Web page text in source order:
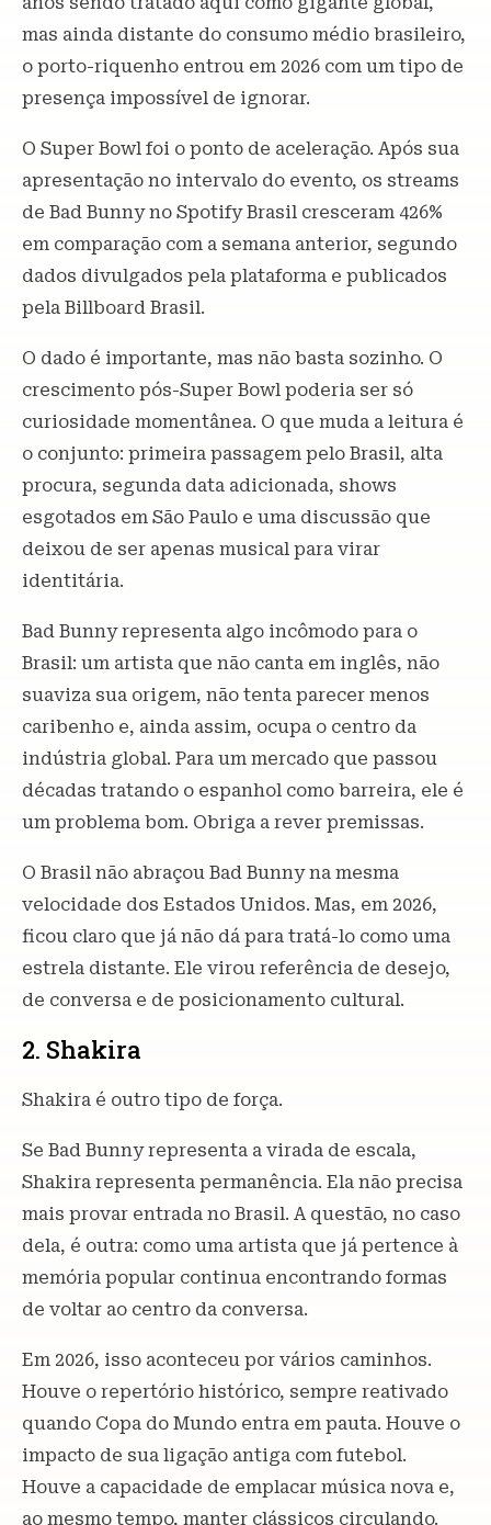
mas ainda distante do consumo médio brasileiro,
o porto-riquenho entrou em 2026 com um tipo de
presença impossível de ignorar.
O Super Bowl foi o ponto de aceleração. Após sua
apresentação no intervalo do evento, os streams
de Bad Bunny no Spotify Brasil cresceram 426%
em comparação com a semana anterior, segundo
dados divulgados pela plataforma e publicados
pela Billboard Brasil.
O dado é importante, mas não basta sozinho. O
crescimento pós-Super Bowl poderia ser só
curiosidade momentânea. O que muda a leitura é
o conjunto: primeira passagem pelo Brasil, alta
procura, segunda data adicionada, shows
esgotados em São Paulo e uma discussão que
deixou de ser apenas musical para virar
identitária.
Bad Bunny representa algo incômodo para o
Brasil: um artista que não canta em inglês, não
suaviza sua origem, não tenta parecer menos
caribenho e, ainda assim, ocupa o centro da
indústria global. Para um mercado que passou
décadas tratando o espanhol como barreira, ele é
um problema bom. Obriga a rever premissas.
O Brasil não abraçou Bad Bunny na mesma
velocidade dos Estados Unidos. Mas, em 2026,
ficou claro que já não dá para tratá-lo como uma
estrela distante. Ele virou referência de desejo,
de conversa e de posicionamento cultural.
2. Shakira
Shakira é outro tipo de força.
Se Bad Bunny representa a virada de escala,
Shakira representa permanência. Ela não precisa
mais provar entrada no Brasil. A questão, no caso
dela, é outra: como uma artista que já pertence à
memória popular continua encontrando formas
de voltar ao centro da conversa.
Em 2026, isso aconteceu por vários caminhos.
Houve o repertório histórico, sempre reativado
quando Copa do Mundo entra em pauta. Houve o
impacto de sua ligação antiga com futebol.
Houve a capacidade de emplacar música nova e,
ao mesmo tempo, manter clássicos circulando.